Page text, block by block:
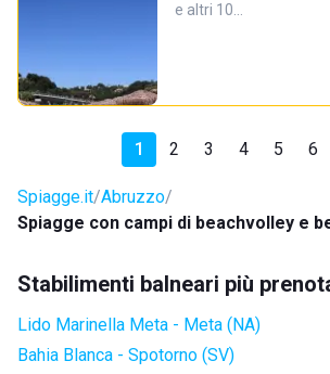
e altri 10…
1 2 3 4 5 6
Spiagge.it Abruzzo
Spiagge con campi di beachvolley e
Stabilimenti balneari più
Lido Marinella Meta - Meta (NA)
Bahia Blanca - Spotorno (SV)